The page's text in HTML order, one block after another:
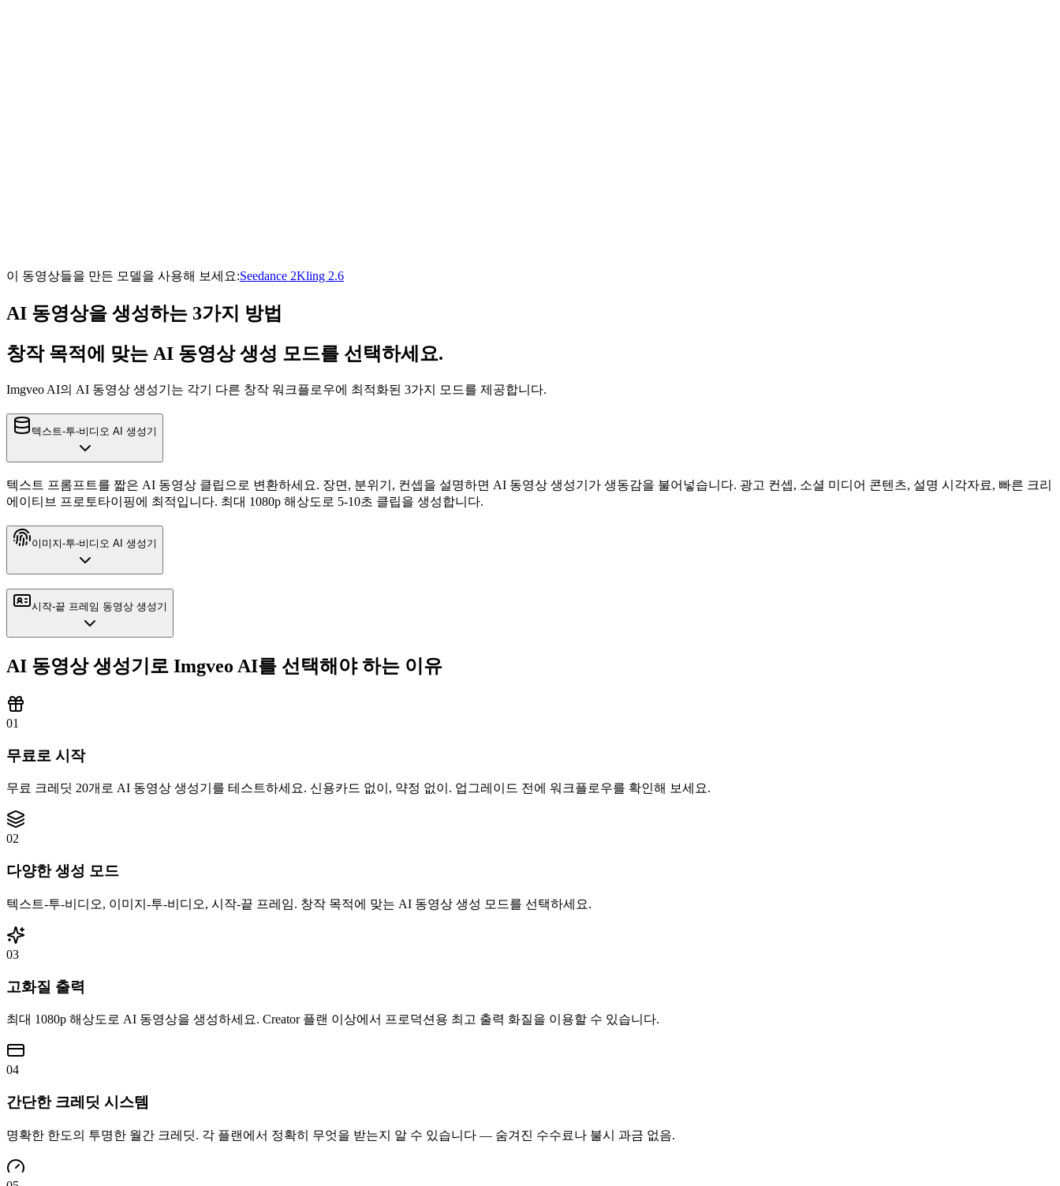
이 동영상들을 만든 모델을 사용해 보세요:Seedance 2Kling 2.6
AI 동영상을 생성하는 3가지 방법
창작 목적에 맞는 AI 동영상 생성 모드를 선택하세요.
Imgveo AI의 AI 동영상 생성기는 각기 다른 창작 워크플로우에 최적화된 3가지 모드를 제공합니다.
텍스트-투-비디오 AI 생성기
텍스트 프롬프트를 짧은 AI 동영상 클립으로 변환하세요. 장면, 분위기, 컨셉을 설명하면 AI 동영상 생성기가 생동감을 불어넣습니다. 광고 컨셉, 소셜 미디어 콘텐츠, 설명 시각자료, 빠른 크리
에이티브 프로토타이핑에 최적입니다. 최대 1080p 해상도로 5-10초 클립을 생성합니다.
이미지-투-비디오 AI 생성기
시작-끝 프레임 동영상 생성기
AI 동영상 생성기로 Imgveo AI를 선택해야 하는 이유
01
무료로 시작
무료 크레딧 20개로 AI 동영상 생성기를 테스트하세요. 신용카드 없이, 약정 없이. 업그레이드 전에 워크플로우를 확인해 보세요.
02
다양한 생성 모드
텍스트-투-비디오, 이미지-투-비디오, 시작-끝 프레임. 창작 목적에 맞는 AI 동영상 생성 모드를 선택하세요.
03
고화질 출력
최대 1080p 해상도로 AI 동영상을 생성하세요. Creator 플랜 이상에서 프로덕션용 최고 출력 화질을 이용할 수 있습니다.
04
간단한 크레딧 시스템
명확한 한도의 투명한 월간 크레딧. 각 플랜에서 정확히 무엇을 받는지 알 수 있습니다 — 숨겨진 수수료나 불시 과금 없음.